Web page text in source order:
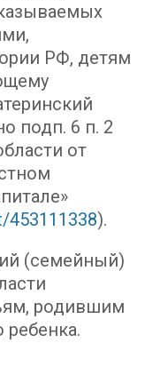
РФ, детям
подп. 6 п. 2
от
453111338).
(семейный)
родившим